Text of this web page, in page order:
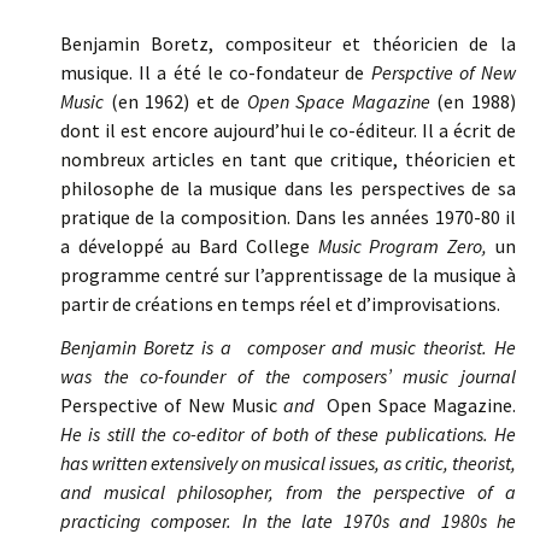
Benjamin Boretz, compositeur et théoricien de la
musique. Il a été le co-fondateur de Perspctive of New
Music (en 1962) et de Open Space Magazine(en 1988)
dont il est encore aujourd’hui le co-éditeur. Il a écrit de
nombreux articles en tant que critique, théoricien et
philosophe de la musique dans les perspectives de sa
pratique de la composition. Dans les années 1970-80 il
a développé au Bard College Music Program Zero, un
programme centré sur l’apprentissage de la musique à
partir de créations en temps réel et d’improvisations.
Benjamin Boretz is a composer and music theorist. He
was the co-founder of the composers’ music journal
Perspective of New Music and Open Space Magazine.
He is still the co-editor of both of these publications. He
has written extensively on musical issues, as critic, theorist,
and musical philosopher, from the perspective of a
practicing composer. In the late 1970s and 1980s he